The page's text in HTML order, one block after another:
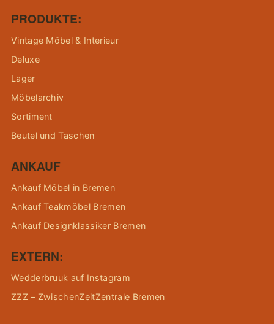
PRODUKTE:
Vintage Möbel & Interieur
Deluxe
Lager
Möbelarchiv
Sortiment
Beutel und Taschen
ANKAUF
Ankauf Möbel in Bremen
Ankauf Teakmöbel Bremen
Ankauf Designklassiker Bremen
EXTERN:
Wedderbruuk auf Instagram
ZZZ – ZwischenZeitZentrale Bremen